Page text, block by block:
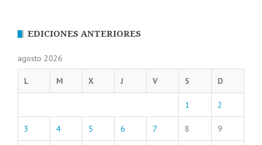
EDICIONES ANTERIORES
agosto 2026
L M X J V S D
1 2
3 4 5 6 7 8 9